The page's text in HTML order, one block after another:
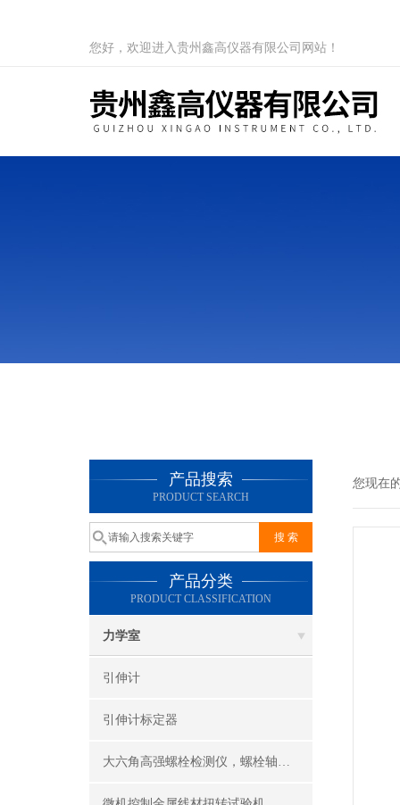
您好，欢迎进入贵州鑫高仪器有限公司网站！
产品搜索
PRODUCT SEARCH
产品分类
PRODUCT CLASSIFICATION
力学室
引伸计
引伸计标定器
大六角高强螺栓检测仪，螺栓轴力计，抗滑移系数检测仪
您现在